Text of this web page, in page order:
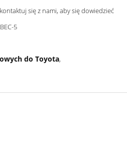
się z nami, aby się dowiedzieć
5
do Toyota,